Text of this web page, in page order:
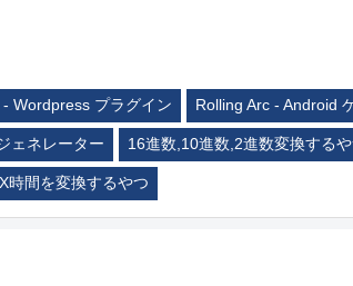
Wordpress プラグイン Rolling Arc - Android
ェネレーター 16進数,10進数,2進数変換する
時間を変換するやつ